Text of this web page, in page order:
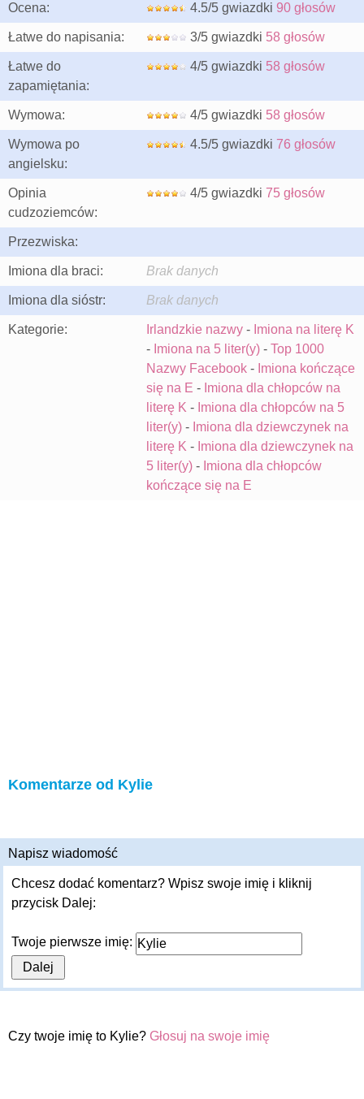
Ocena: 4.5/5 gwiazdki 90 głosów
Łatwe do napisania: 3/5 gwiazdki 58 głosów
Łatwe do
zapamiętania:
4/5 gwiazdki 58 głosów
Wymowa: 4/5 gwiazdki 58 głosów
Wymowa po
angielsku:
4.5/5 gwiazdki 76 głosów
Opinia
cudzoziemców:
4/5 gwiazdki 75 głosów
Przezwiska:
Imiona dla braci: Brak danych
Imiona dla sióstr: Brak danych
Kategorie: Irlandzkie nazwy - Imiona na literę K
- Imiona na 5 liter(y) - Top 1000
Nazwy Facebook - Imiona kończące
się na E - Imiona dla chłopców na
literę K - Imiona dla chłopców na 5
liter(y) - Imiona dla dziewczynek na
literę K - Imiona dla dziewczynek na
5 liter(y) - Imiona dla chłopców
kończące się na E
Komentarze od Kylie
Napisz wiadomość
Chcesz dodać komentarz? Wpisz swoje imię i kliknij
przycisk Dalej:
Twoje pierwsze imię:
Czy twoje imię to Kylie? Głosuj na swoje imię